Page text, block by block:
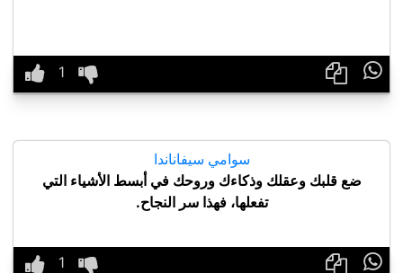

سوامي سيفاناندا
ضع قلبك وعقلك وذكاءك وروحك في أبسط الأشياء التي
تفعلها، فهذا سر النجاح.
